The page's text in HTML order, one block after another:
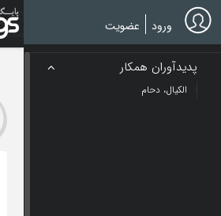
Skip
to
main
ورود عضویت
پدیدآوران همکار
الکیال، دحام